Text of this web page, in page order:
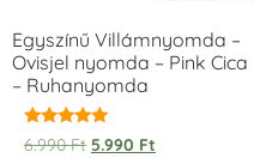
Egyszínű Villámnyomda –
Ovisjel nyomda – Pink Cica
– Ruhanyomda
Értékelés:
5.00
6.990Ft 5.990 Ft